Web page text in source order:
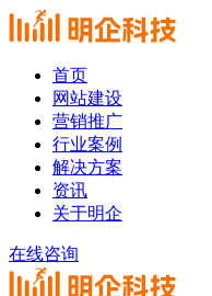
首页
网站建设
营销推广
行业案例
解决方案
资讯
关于明企
在线咨询